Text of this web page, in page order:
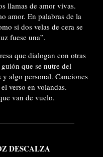
llamas de amor vivas.
amor. En palabras de la
si dos velas de cera se
fuese una”.
que dialogan con otras
que se nutre del
y algo personal. Canciones
verso en volandas.
van de vuelo.
DESCALZA